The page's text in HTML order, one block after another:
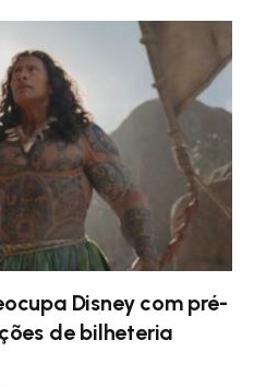
Disney com pré-
de bilheteria